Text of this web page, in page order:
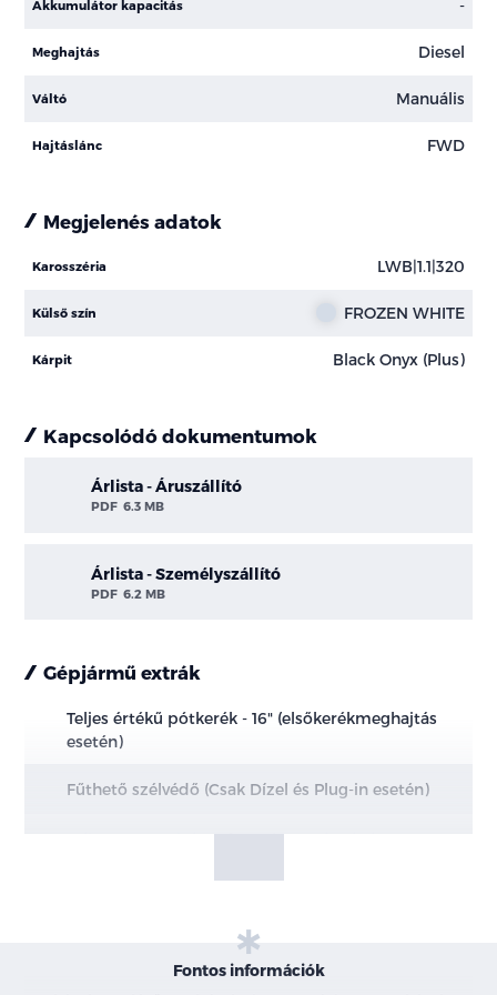
Akkumulátor kapacitás -
Meghajtás Diesel
Váltó Manuális
Hajtáslánc FWD
Megjelenés adatok
Karosszéria LWB|1.1|320
Külső szín FROZEN WHITE
Kárpit Black Onyx (Plus)
Kapcsolódó dokumentumok
Árlista - Áruszállító
PDF 6.3 MB
Árlista - Személyszállító
PDF 6.2 MB
Gépjármű extrák
Teljes értékű pótkerék - 16" (elsőkerékmeghajtás
esetén)
Fűthető szélvédő (Csak Dízel és Plug-in esetén)
Nagyméretű üzemanyag tartály - 70l
Fontos információk